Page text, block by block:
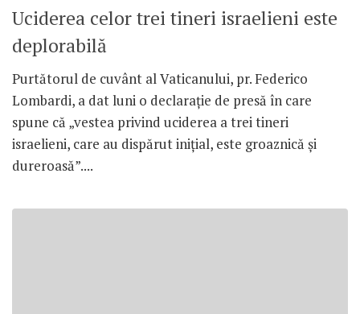
Uciderea celor trei tineri israelieni este
deplorabilă
Purtătorul de cuvânt al Vaticanului, pr. Federico
Lombardi, a dat luni o declaraţie de presă în care
spune că „vestea privind uciderea a trei tineri
israelieni, care au dispărut iniţial, este groaznică şi
dureroasă”....